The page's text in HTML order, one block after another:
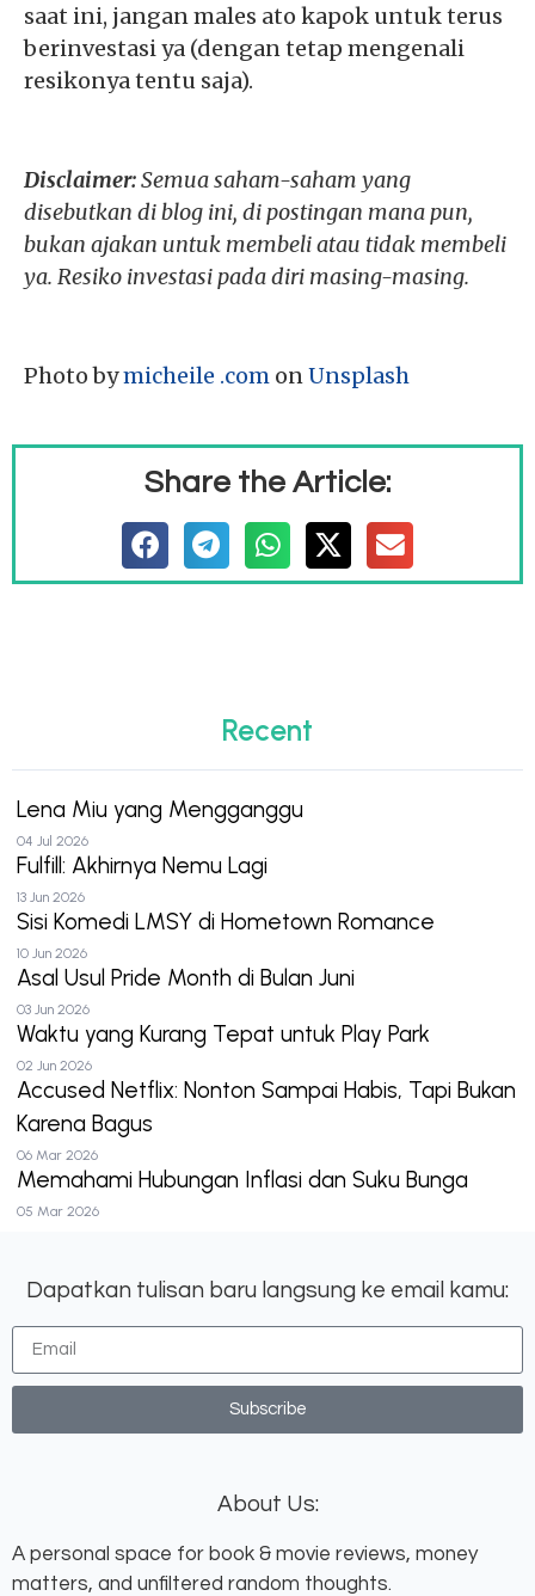
saat ini, jangan males ato kapok untuk terus
berinvestasi ya (dengan tetap mengenali
resikonya tentu saja).
Disclaimer:Semua saham-saham yang
disebutkan di blog ini, di postingan mana pun,
bukan ajakan untuk membeli atau tidak membeli
ya. Resiko investasi pada diri masing-masing.
Photo bymicheile .com onUnsplash
Share the Article:
Recent
Lena Miu yang Mengganggu
04 Jul 2026
Fulfill: Akhirnya Nemu Lagi
13 Jun 2026
Sisi Komedi LMSY di Hometown Romance
10 Jun 2026
Asal Usul Pride Month di Bulan Juni
03 Jun 2026
Waktu yang Kurang Tepat untuk Play Park
02 Jun 2026
Accused Netflix: Nonton Sampai Habis, Tapi Bukan
Karena Bagus
06 Mar 2026
Memahami Hubungan Inflasi dan Suku Bunga
05 Mar 2026
Dapatkan tulisan baru langsung ke email kamu:
Subscribe
About Us:
A personal space for book & movie reviews, money
matters, and unfiltered random thoughts.